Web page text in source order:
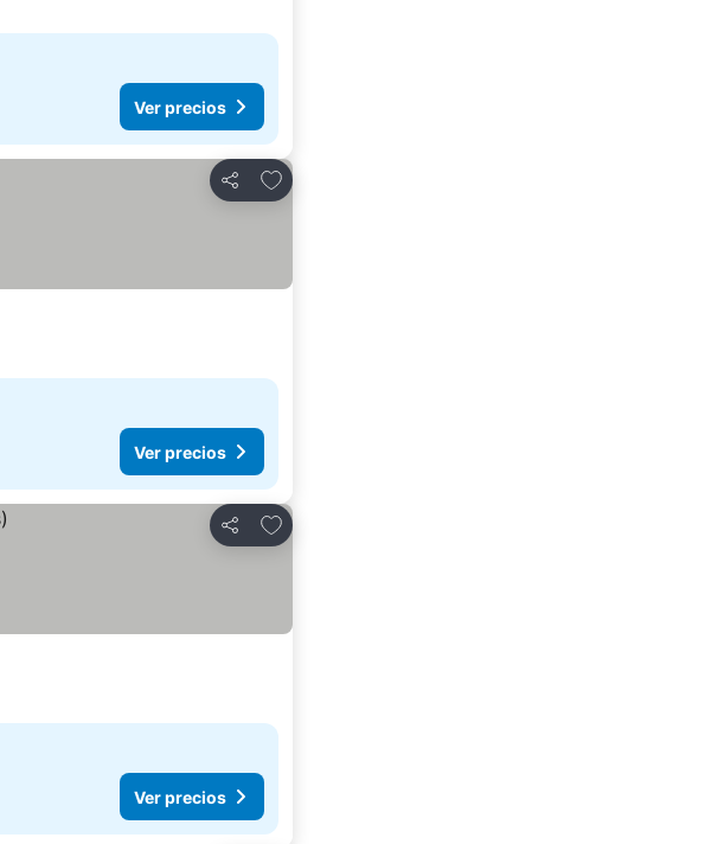
Ver precios
Compartir
Agregar a favoritos
Ver precios
Compartir
Agregar a favoritos
Ver precios